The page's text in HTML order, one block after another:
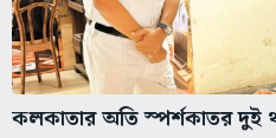
কলকাতার অতি স্পর্শকাতর দুই